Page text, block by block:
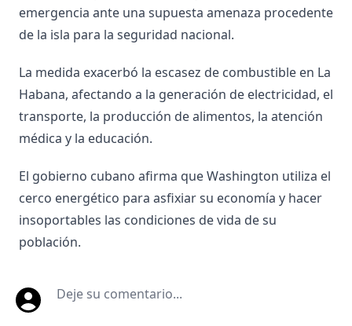
emergencia ante una supuesta amenaza procedente
de la isla para la seguridad nacional.
La medida exacerbó la escasez de combustible en La
Habana, afectando a la generación de electricidad, el
transporte, la producción de alimentos, la atención
médica y la educación.
El gobierno cubano afirma que Washington utiliza el
cerco energético para asfixiar su economía y hacer
insoportables las condiciones de vida de su
población.
Deje su comentario